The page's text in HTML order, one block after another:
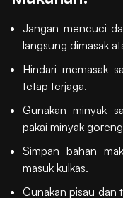
Jangan mencuci
langsung dimasak
Hindari memasak
tetap terjaga.
Gunakan minyak
pakai minyak
Simpan bahan
masuk kulkas.
Gunakan pisau dan